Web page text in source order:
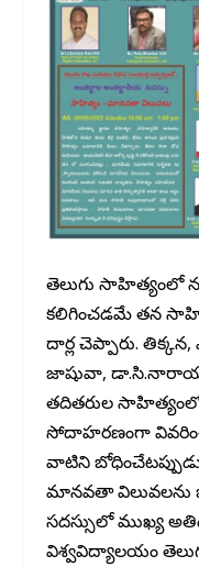
తెలుగు సాహిత్యంలో
కలిగించడమే తన
దార్ల చెప్పారు. తిక్కన,
జాషువా,
తదితరుల
సోదాహరణంగా
వాటిని
మానవతా
సదస్సులో ముఖ్య
విశ్వవిద్యాలయం